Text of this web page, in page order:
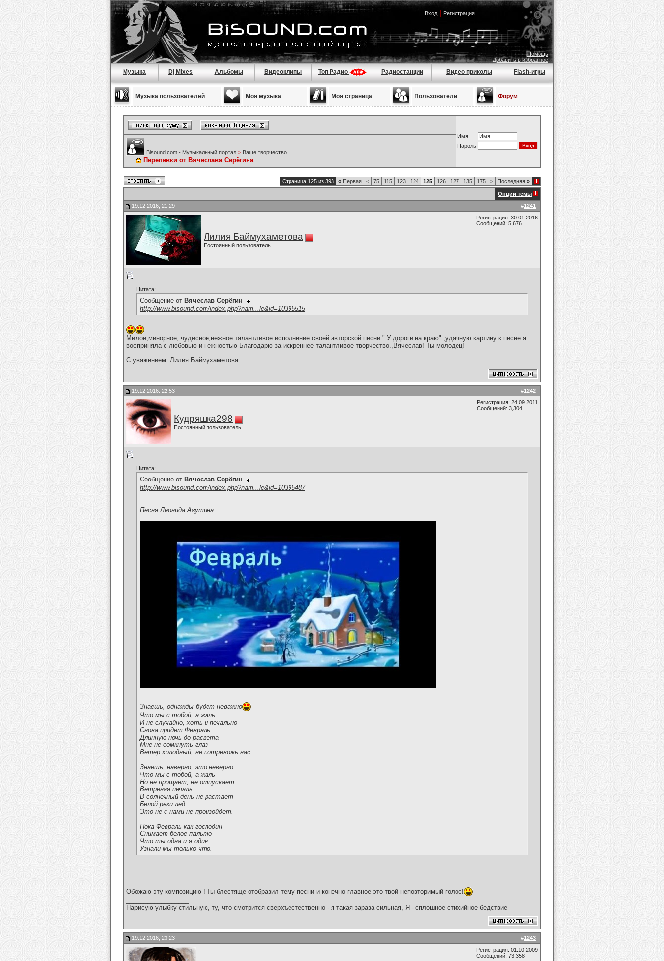
Вход| Регистрация
Помощь
Добавить в избранное
Музыка Dj Mixes Альбомы Видеоклипы Топ Радио Радиостанции Видео приколы Flash-игры
Музыка пользователей Моя музыка Моя страница Пользователи Форум
Имя
Пароль
Bisound.com - Музыкальный портал > Ваше творчество
Перепевки от Вячеслава Серёгина
Страница 125 из 393 « Первая < 75 115 123 124 125 126 127 135 175 > Последняя »
Опции темы
#1241
19.12.2016, 21:29
Лилия Баймухаметова
Постоянный пользователь
Регистрация: 30.01.2016
Сообщений: 5,676
Цитата:
Сообщение от Вячеслав Серёгин
http://www.bisound.com/index.php?nam...le&id=10395515
Милое,минорное, чудесное,нежное талантливое исполнение своей авторской песни " У дороги на краю" ,удачную картину к песне я
восприняла с любовью и нежностью Благодарю за искреннее талантливое творчество.,Вячеслав! Ты молодец!
С уважением: Лилия Баймухаметова
#1242
19.12.2016, 22:53
Кудряшка298
Постоянный пользователь
Регистрация: 24.09.2011
Сообщений: 3,304
Цитата:
Сообщение от Вячеслав Серёгин
http://www.bisound.com/index.php?nam...le&id=10395487
Песня Леонида Агутина
Знаешь, однажды будет неважно
Что мы с тобой, а жаль
И не случайно, хоть и печально
Снова придет Февраль
Длинную ночь до расвета
Мне не сомкнуть глаз
Ветер холодный, не потревожь нас.
Знаешь, наверно, это неверно
Что мы с тобой, а жаль
Но не прощает, не отпускает
Ветреная печаль
В солнечный день не растает
Белой реки лед
Это не с нами не произойдет.
Пока Февраль как господин
Снимает белое пальто
Что ты одна и я один
Узнали мы только что.
Обожаю эту композицию ! Ты блестяще отобразил тему песни и конечно главное это твой неповторимый голос!
Нарисую улыбку стильную, ту, что смотрится сверхъестественно - я такая зараза сильная, Я - сплошное стихийное бедствие
#1243
19.12.2016, 23:23
Регистрация: 01.10.2009
Сообщений: 73,358